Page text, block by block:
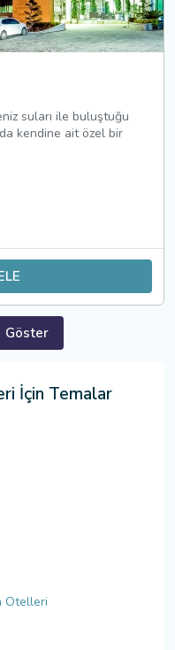
suları ile buluştuğu
kendine ait özel bir
Göster
İçin Temalar
Otelleri